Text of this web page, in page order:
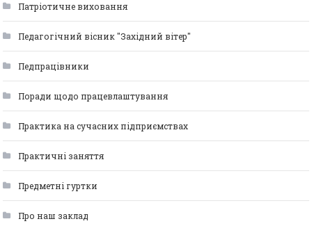
Патріотичне виховання
Педагогічний вісник "Західний вітер"
Педпрацівники
Поради щодо працевлаштування
Практика на сучасних підприємствах
Практичні заняття
Предметні гуртки
Про наш заклад